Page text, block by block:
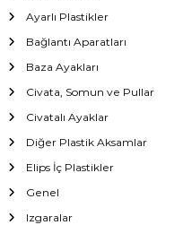
Ayarlı Plastikler
Bağlantı Aparatları
Baza Ayakları
Civata, Somun ve Pullar
Civatalı Ayaklar
Diğer Plastik Aksamlar
Elips İç Plastikler
Genel
Izgaralar